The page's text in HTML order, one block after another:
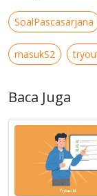
SoalPascasarjana
masukS2
Baca Juga